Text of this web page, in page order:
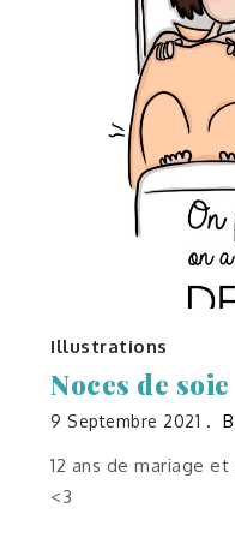
Illustrations
Noces de soie
9 Septembre 2021
12 ans de mariage
<3